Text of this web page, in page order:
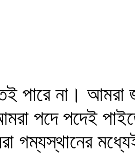
পারে না।
পদে পদেই
গম্যস্থানের